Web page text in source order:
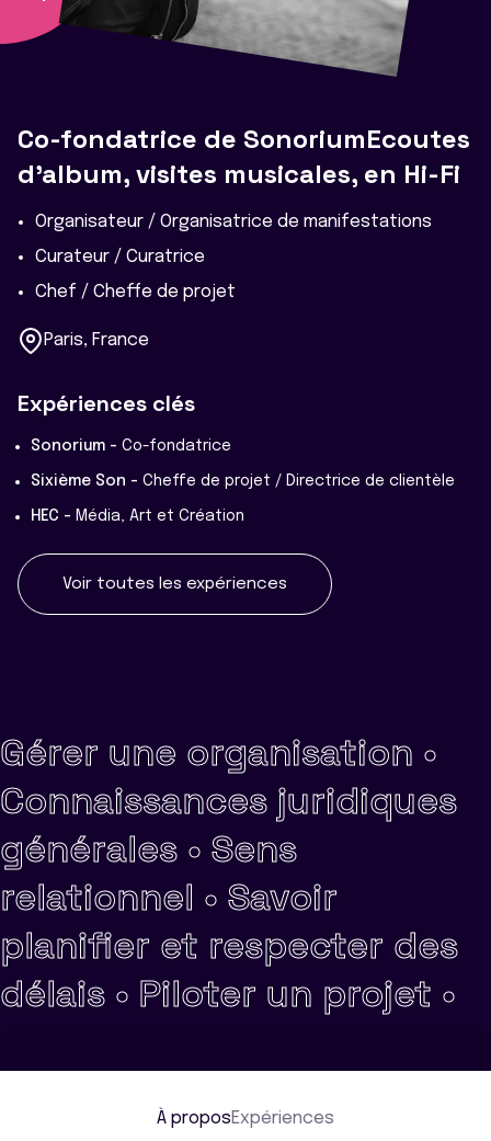
Co-fondatrice de SonoriumEcoutes
d'album, visites musicales, en Hi-Fi
Organisateur / Organisatrice de manifestations
Curateur / Curatrice
Chef / Cheffe de projet
Paris, France
Expériences clés
Sonorium - Co-fondatrice
Sixième Son - Cheffe de projet / Directrice de clientèle
HEC - Média, Art et Création
Voir toutes les expériences
Gérer une organisation •
Connaissances juridiques
générales • Sens
relationnel • Savoir
planifier et respecter des
délais • Piloter un projet •
À proposExpériences